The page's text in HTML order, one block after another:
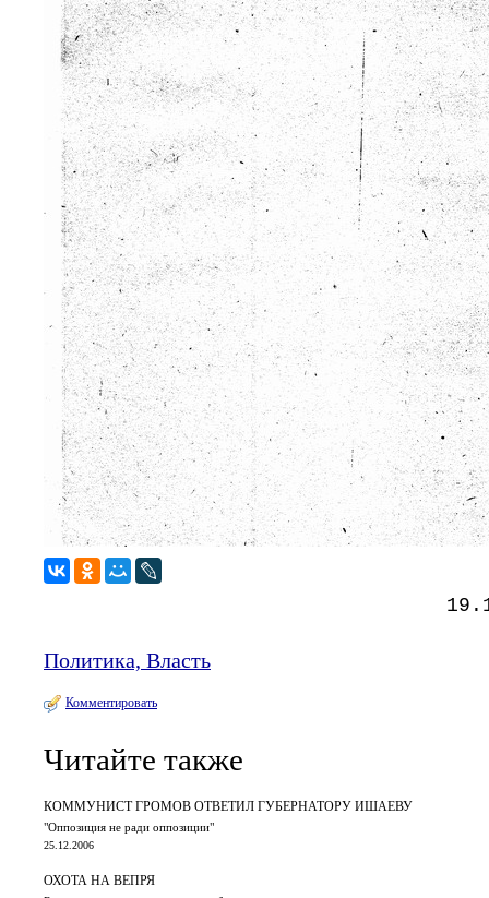
Политика, Власть
Комментировать
Читайте также
КОММУНИСТ ГРОМОВ ОТВЕТИЛ ГУБЕРНАТОРУ ИШАЕВУ
"Оппозиция не ради оппозиции"
25.12.2006
ОХОТА НА ВЕПРЯ